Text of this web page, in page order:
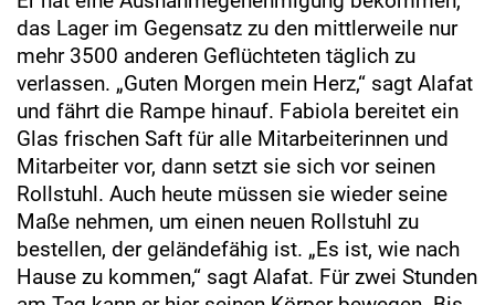
das Lager im Gegensatz zu den mittlerweile nur
mehr 3500 anderen Geflüchteten täglich zu
verlassen. „Guten Morgen mein Herz,“ sagt Alafat
und fährt die Rampe hinauf. Fabiola bereitet ein
Glas frischen Saft für alle Mitarbeiterinnen und
Mitarbeiter vor, dann setzt sie sich vor seinen
Rollstuhl. Auch heute müssen sie wieder seine
Maße nehmen, um einen neuen Rollstuhl zu
bestellen, der geländefähig ist. „Es ist, wie nach
Hause zu kommen,“ sagt Alafat. Für zwei Stunden